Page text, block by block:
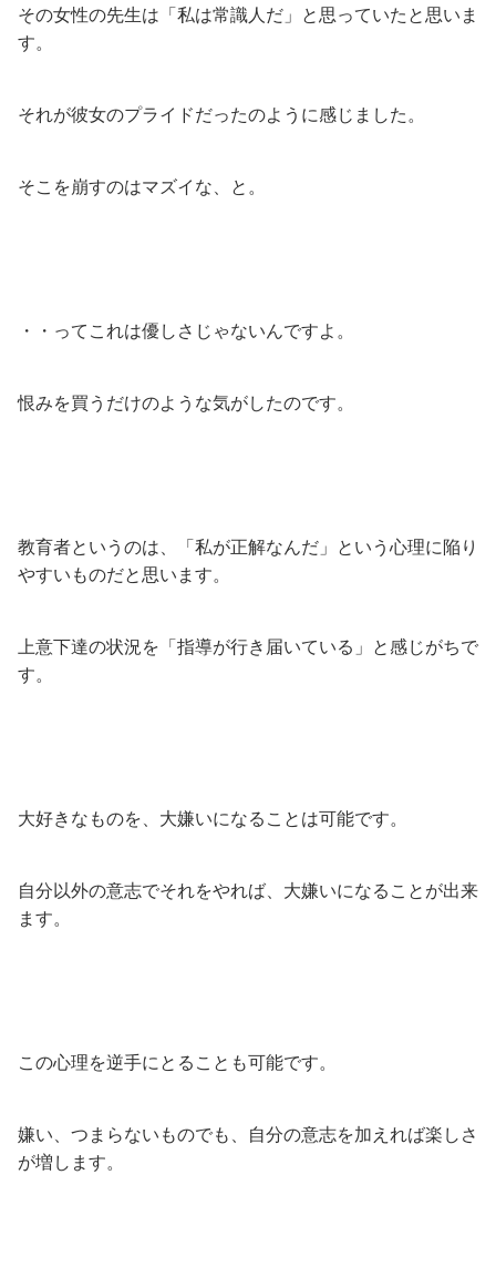
その女性の先生は「私は常識人だ」と思っていたと思いま
す。
それが彼女のプライドだったのように感じました。
そこを崩すのはマズイな、と。
・・ってこれは優しさじゃないんですよ。
恨みを買うだけのような気がしたのです。
教育者というのは、「私が正解なんだ」という心理に陥り
やすいものだと思います。
上意下達の状況を「指導が行き届いている」と感じがちで
す。
大好きなものを、大嫌いになることは可能です。
自分以外の意志でそれをやれば、大嫌いになることが出来
ます。
この心理を逆手にとることも可能です。
嫌い、つまらないものでも、自分の意志を加えれば楽しさ
が増します。